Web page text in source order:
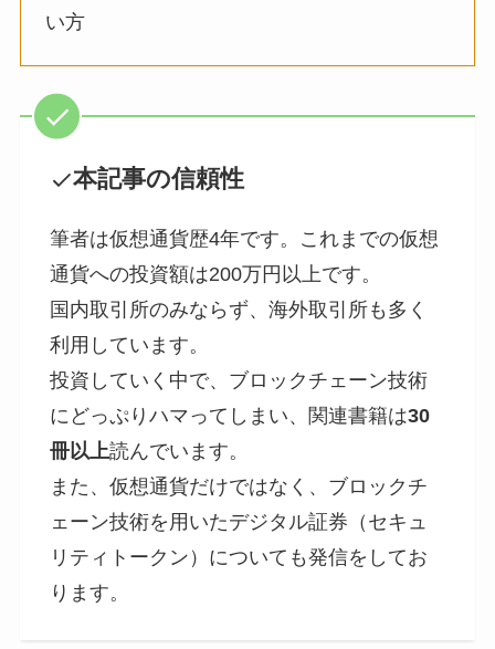
い方
本記事の信頼性
筆者は仮想通貨歴4年です。これまでの仮想
通貨への投資額は200万円以上です。
国内取引所のみならず、海外取引所も多く
利用しています。
投資していく中で、ブロックチェーン技術
にどっぷりハマってしまい、関連書籍は30
冊以上読んでいます。
また、仮想通貨だけではなく、ブロックチ
ェーン技術を用いたデジタル証券（セキュ
リティトークン）についても発信をしてお
ります。